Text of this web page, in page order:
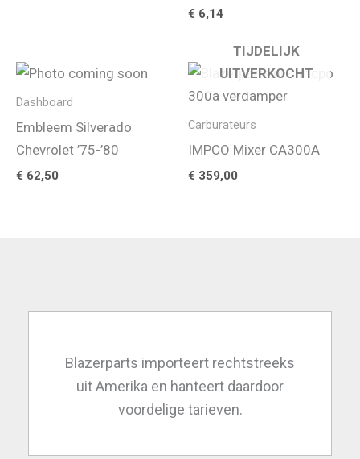
€ 6,14
Dashboard
Embleem Silverado
Chevrolet ’75-’80
€ 62,50
TIJDELIJK
UITVERKOCHT
Carburateurs
IMPCO Mixer CA300A
€ 359,00
Blazerparts importeert rechtstreeks
uit Amerika en hanteert daardoor
voordelige tarieven.